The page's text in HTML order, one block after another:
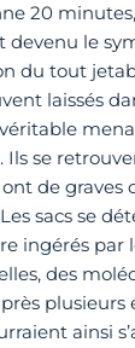
20
devenu le
du tout
laissés
Ils se
de graves
sacs se
ingérés par
des
ainsi